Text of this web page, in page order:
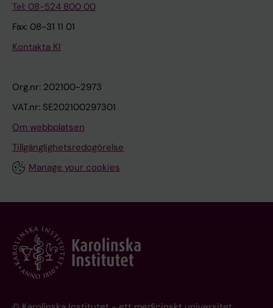
Tel: 08-524 800 00
Fax: 08-31 11 01
Kontakta KI
Org.nr: 202100-2973
VAT.nr: SE202100297301
Om webbplatsen
Tillgänglighetsredogörelse
Manage your cookies